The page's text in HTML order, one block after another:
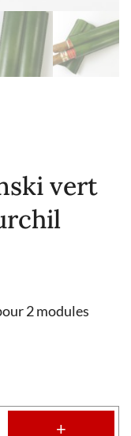
vert
2 modules
+